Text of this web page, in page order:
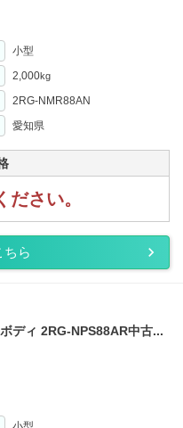
小型
2,000kg
2RG-NMR88AN
愛知県
ださい。
ちら
ディ 2RG-NPS88AR中古...